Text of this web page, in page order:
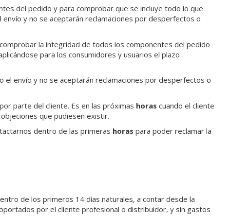
del pedido y para comprobar que se incluye todo lo que
y no se aceptarán reclamaciones por desperfectos o
la integridad de todos los componentes del pedido
para los consumidores y usuarios el plazo
envío y no se aceptarán reclamaciones por desperfectos o
parte del cliente. Es en las próximas horas cuando el cliente
que pudiesen existir.
dentro de las primeras horas para poder reclamar la
de los primeros 14 días naturales, a contar desde la
por el cliente profesional o distribuidor, y sin gastos